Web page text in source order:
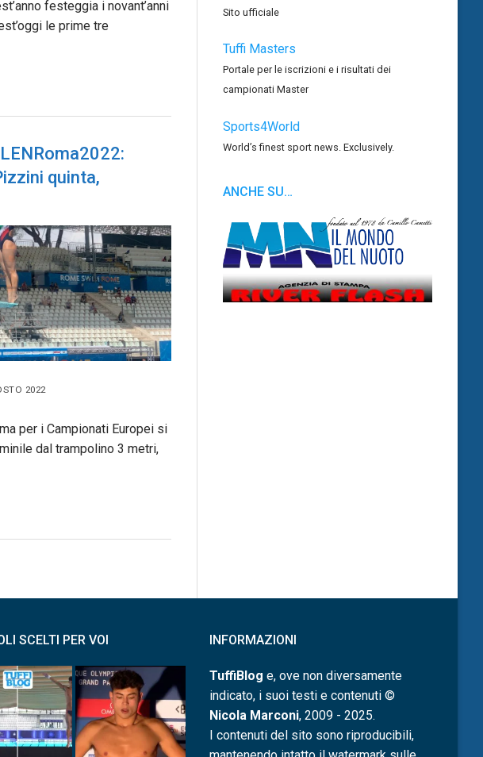
festeggia i novant’anni
le prime tre
quinta,
2022
per i Campionati Europei si
dal trampolino 3 metri,
Sito ufficiale
Tuffi Masters
Portale per le iscrizioni e i risultati dei
campionati Master
Sports4World
World’s finest sport news. Exclusively.
ANCHE SU…
SCELTI PER VOI INFORMAZIONI
TuffiBlog e, ove non diversamente
indicato, i suoi testi e contenuti ©
Nicola Marconi, 2009 - 2025.
I contenuti del sito sono riproducibili,